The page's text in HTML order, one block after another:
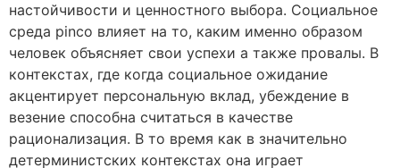
настойчивости и ценностного выбора. Социальное
среда pinco влияет на то, каким именно образом
человек объясняет свои успехи а также провалы. В
контекстах, где когда социальное ожидание
акцентирует персональную вклад, убеждение в
везение способна считаться в качестве
рационализация. В то время как в значительно
детерминистских контекстах она играет